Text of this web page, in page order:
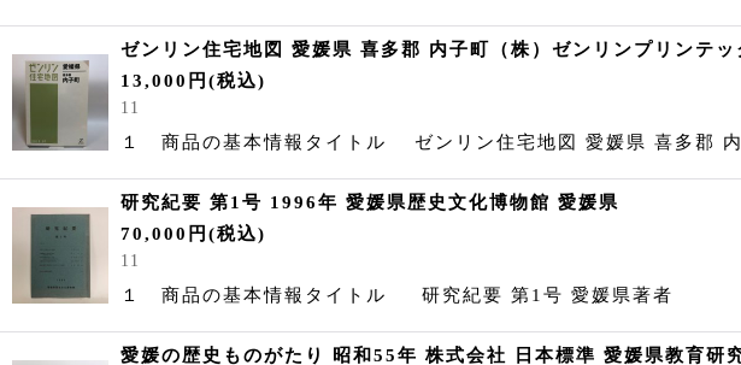
ゼンリン住宅地図 愛媛県 喜多郡 内子町（株）ゼンリンプリンテ
13,000 円 (税込)
11
１ 商品の基本情報タイトル ゼンリン住宅地図 愛媛県 喜多
研究紀要 第1号 1996年 愛媛県歴史文化博物館 愛媛県
70,000 円 (税込)
11
１ 商品の基本情報タイトル 研究紀要 第1号 愛媛県著者
愛媛の歴史ものがたり 昭和55年 株式会社 日本標準 愛媛県教育研